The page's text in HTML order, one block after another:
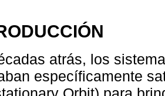
atrás, los
específicamente